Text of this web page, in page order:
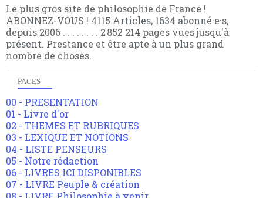
Le plus gros site de philosophie de France !
ABONNEZ-VOUS ! 4115 Articles, 1634 abonné·e·s,
depuis 2006 . . . . . . . . 2 852 214 pages vues jusqu'à
présent. Prestance et être apte à un plus grand
nombre de choses.
PAGES
00 - PRESENTATION
01 - Livre d'or
02 - THEMES ET RUBRIQUES
03 - LEXIQUE ET NOTIONS
04 - LISTE PENSEURS
05 - Notre rédaction
06 - LIVRES ICI DISPONIBLES
07 - LIVRE Peuple & création